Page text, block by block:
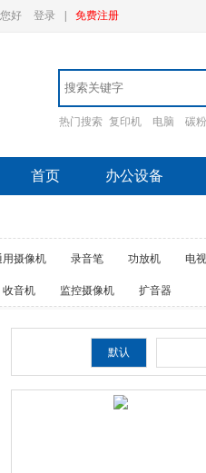
好 登录 免费注册
热门搜索 复印机 电脑 碳粉
首页 办公设备
用摄像机 录音笔 功放机 电
收音机 监控摄像机 扩音器
默认